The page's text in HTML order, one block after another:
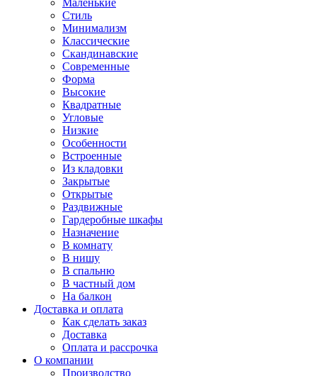
Маленькие
Стиль
Минимализм
Классические
Скандинавские
Современные
Форма
Высокие
Квадратные
Угловые
Низкие
Особенности
Встроенные
Из кладовки
Закрытые
Открытые
Раздвижные
Гардеробные шкафы
Назначение
В комнату
В нишу
В спальню
В частный дом
На балкон
Доставка и оплата
Как сделать заказ
Доставка
Оплата и рассрочка
О компании
Производство